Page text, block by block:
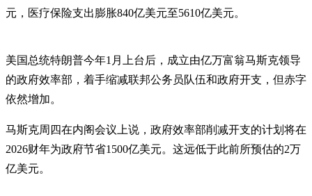
元，医疗保险支出膨胀840亿美元至5610亿美元。
美国总统特朗普今年1月上台后，成立由亿万富翁马斯克领导
的政府效率部，着手缩减联邦公务员队伍和政府开支，但赤字
依然增加。
马斯克周四在内阁会议上说，政府效率部削减开支的计划将在
2026财年为政府节省1500亿美元。这远低于此前所预估的2万
亿美元。